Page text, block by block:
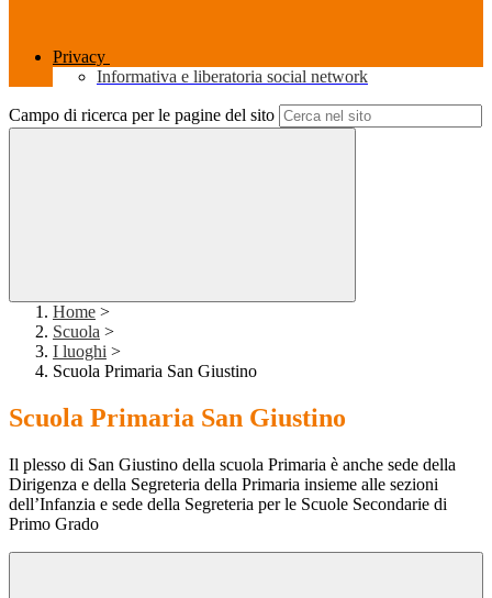
Privacy
Informativa e liberatoria social network
Campo di ricerca per le pagine del sito
Home >
Scuola >
I luoghi >
Scuola Primaria San Giustino
Scuola Primaria San Giustino
Il plesso di San Giustino della scuola Primaria è anche sede della
Dirigenza e della Segreteria della Primaria insieme alle sezioni
dell’Infanzia e sede della Segreteria per le Scuole Secondarie di
Primo Grado